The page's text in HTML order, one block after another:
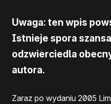
Uwaga: ten wpis
Istnieje spora
odzwierciedla
autora.
Zaraz po wydaniu 2005